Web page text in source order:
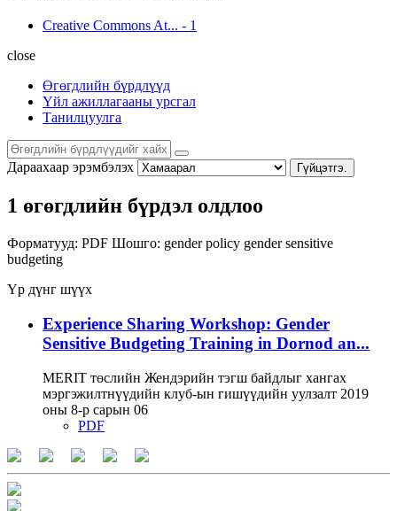
Creative Commons At... - 1
close
Өгөгдлийн бүрдлүүд
Үйл ажиллагааны урсгал
Танилцуулга
Дараахаар эрэмбэлэх Гүйцэтгэ.
1 өгөгдлийн бүрдэл олдлоо
Форматууд: PDF Шошго: gender policy gender sensitive
budgeting
Үр дүнг шүүх
Experience Sharing Workshop: Gender
Sensitive Budgeting Training in Dornod an...
MERIT төслийн Жендэрийн тэгш байдлыг хангах
мэргэжилтнүүдийн клуб-ын гишүүдийн уулзалт 2019
оны 8-р сарын 06
PDF